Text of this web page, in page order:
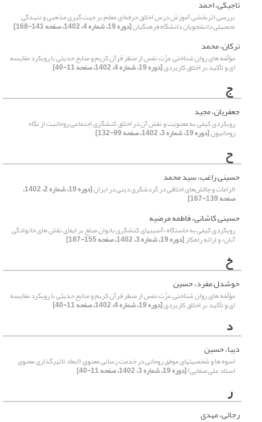
تاجیکی، احمد
بررسی اثربخشی آموزش درس اخلاق حرفه‌ای معلم بر جهت گیری مذهبی و تنیدگی
تحصیلی دانشجویان دانشگاه فرهنگیان[دوره 19، شماره 4، 1402، صفحه 141-168]
ترکان، محمد
مؤلّفه هاى روان شناختى عزّت نفس از منظر قرآن کریم و منابع حدیثى با رویکرد مقایسه
ای و تأکید بر اخلاق کاربردی[دوره 19، شماره 4، 1402، صفحه 11-40]
ج
جعفریان، مجید
رویکردی کیفی به معنویت و نقش آن در اخلاق کنشگری اجتماعی روحانیت از نگاه
روحانیون[دوره 19، شماره 3، 1402، صفحه 99-132]
ح
حسینی راغب، سید محمد
الزامات و چالش‌های اخلاقی در گردشگری دینی در ایران [دوره 19، شماره 2، 1402،
صفحه 139-167]
حسینی کاشانی، فاطمه مرضیه
رویکردی کیفی به خاستگاه «آسیبهای کنشگری بانوان مبلغ بر ایفای نقش های خانوادگی
آنان» و ارائه راهکار[دوره 19، شماره 3، 1402، صفحه 155-187]
خ
خوشدل مفرد، حسین
مؤلّفه هاى روان شناختى عزّت نفس از منظر قرآن کریم و منابع حدیثى با رویکرد مقایسه
ای و تأکید بر اخلاق کاربردی[دوره 19، شماره 4، 1402، صفحه 11-40]
د
دیبا، حسین
اسوه ها و شخصیتهای موفق روحانی در خدمت رسانی معنوی (ابعاد تاثیرگذاری معنوی
استاد علی صفایی)[دوره 19، شماره 3، 1402، صفحه 11-40]
ر
رجائی، مهدی